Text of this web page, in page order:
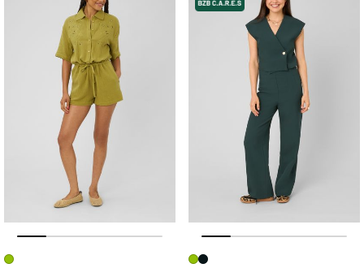
Image précédente
Image suivante
Image précédente
Image suivante